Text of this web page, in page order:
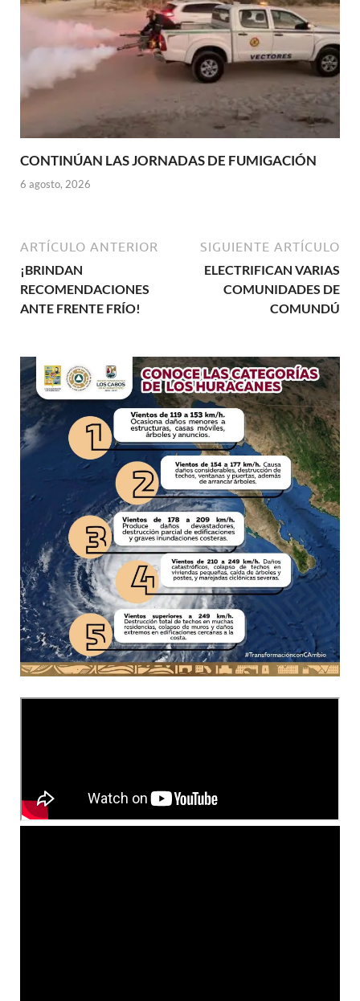
CONTINÚAN LAS JORNADAS DE FUMIGACIÓN
6 agosto, 2026
ARTÍCULO ANTERIOR
¡BRINDAN
RECOMENDACIONES
ANTE FRENTE FRÍO!
SIGUIENTE ARTÍCULO
ELECTRIFICAN VARIAS
COMUNIDADES DE
COMUNDÚ